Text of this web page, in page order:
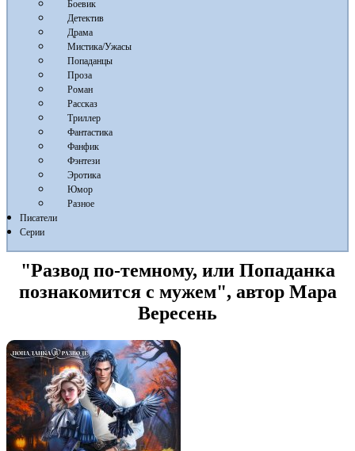
Боевик
Детектив
Драма
Мистика/Ужасы
Попаданцы
Проза
Роман
Рассказ
Триллер
Фантастика
Фанфик
Фэнтези
Эротика
Юмор
Разное
Писатели
Серии
"Развод по-темному, или Попаданка
познакомится с мужем", автор Мара
Вересень